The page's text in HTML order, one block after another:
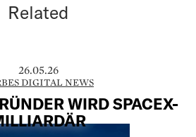
Related
26.05.26
DIGITAL NEWS
WIRD SPACEX-